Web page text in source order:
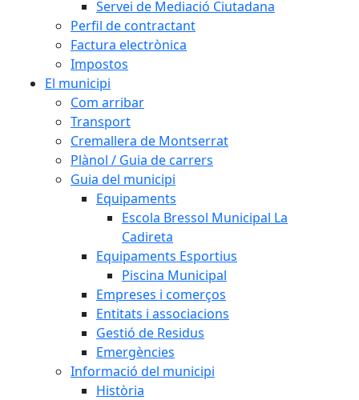
Servei de Mediació Ciutadana
Perfil de contractant
Factura electrònica
Impostos
El municipi
Com arribar
Transport
Cremallera de Montserrat
Plànol / Guia de carrers
Guia del municipi
Equipaments
Escola Bressol Municipal La
Cadireta
Equipaments Esportius
Piscina Municipal
Empreses i comerços
Entitats i associacions
Gestió de Residus
Emergències
Informació del municipi
Història